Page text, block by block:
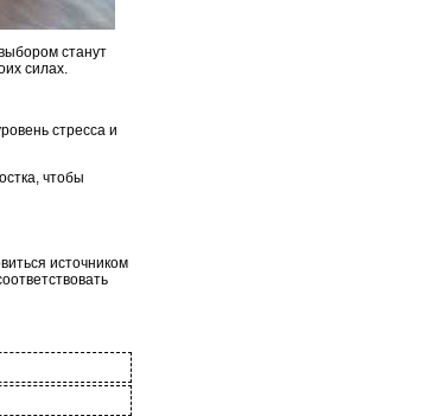
станут
силах.
стресса и
чтобы
источником